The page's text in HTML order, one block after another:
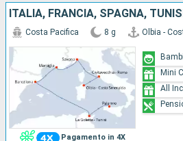
ITALIA, FRANCIA, SPAGNA,
Pagamento in 4X
Costa Pacifica 8 g Olbia -
Mini
All